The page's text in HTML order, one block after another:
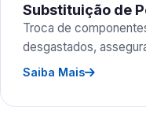
Substituição de
Troca de
desgastados,
Saiba Mais